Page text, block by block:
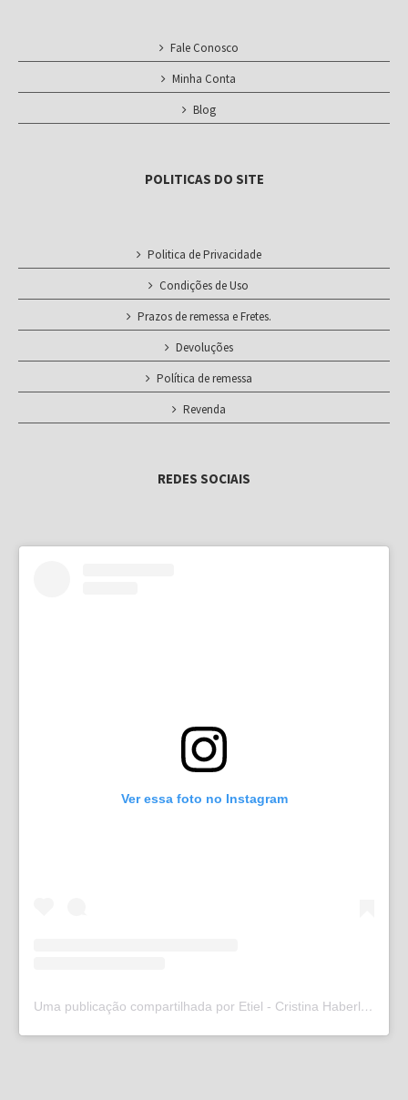
Fale Conosco
Minha Conta
Blog
POLITICAS DO SITE
Politica de Privacidade
Condições de Uso
Prazos de remessa e Fretes.
Devoluções
Política de remessa
Revenda
REDES SOCIAIS
Ver essa foto no Instagram
Uma publicação compartilhada por Etiel - Cristina Haberl (@etielweb)